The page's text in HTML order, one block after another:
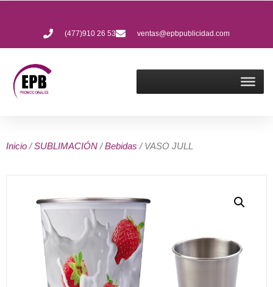
(477)910 26 53 ventas@epbpublicidad.com
Inicio /SUBLIMACIÓN /Bebidas / VASO JULL